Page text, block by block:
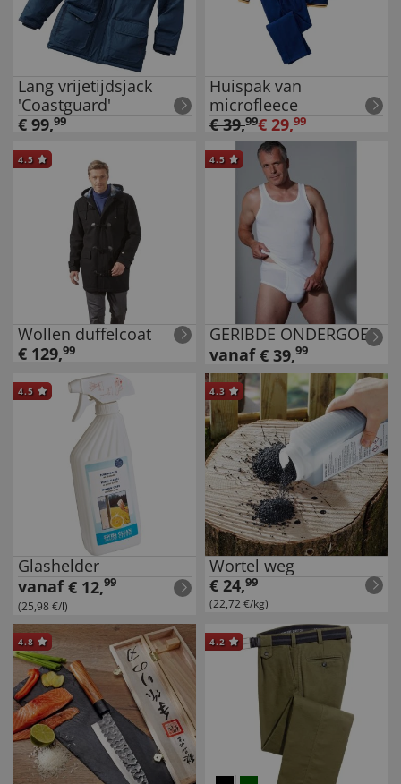
Lang vrijetijdsjack
'Coastguard'
€ 99,99
Huispak van
microfleece
€39,99€ 29,99
4.5
Wollen duffelcoat
€ 129,99
4.5
GERIBDE ONDERGOED
vanaf € 39,99
4.5
Glashelder
vanaf € 12,99
(25,98 €/l)
4.3
Wortel weg
€ 24,99
(22,72 €/kg)
4.8 4.2